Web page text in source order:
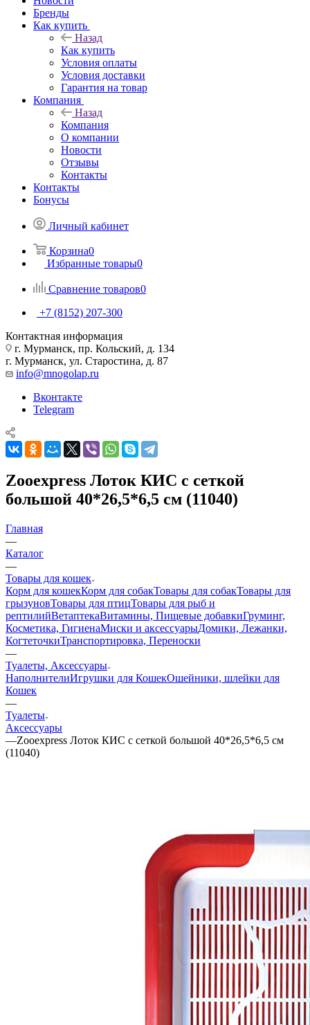
Бренды
Как купить
Назад
Как купить
Условия оплаты
Условия доставки
Гарантия на товар
Компания
Назад
Компания
О компании
Новости
Отзывы
Контакты
Контакты
Бонусы
Личный кабинет
Корзина0
Избранные товары0
Сравнение товаров0
+7 (8152) 207-300
Контактная информация
г. Мурманск, пр. Кольский, д. 134
г. Мурманск, ул. Старостина, д. 87
info@mnogolap.ru
Вконтакте
Telegram
Zooexpress Лоток КИС с сеткой
большой 40*26,5*6,5 см (11040)
Главная
—
Каталог
—
Товары для кошек
Корм для кошекКорм для собакТовары для собакТовары для
грызуновТовары для птицТовары для рыб и
рептилийВетаптекаВитамины, Пищевые добавкиГруминг,
Косметика, ГигиенаМиски и аксессуарыДомики, Лежанки,
КогтеточкиТранспортировка, Переноски
—
Туалеты, Аксессуары
НаполнителиИгрушки для КошекОшейники, шлейки для
Кошек
—
Туалеты
Аксессуары
—Zooexpress Лоток КИС с сеткой большой 40*26,5*6,5 см
(11040)